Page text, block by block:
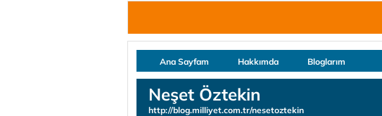
Ana Sayfam Hakkımda Bloglarım
Neşet Öztekin
http://blog.milliyet.com.tr/nesetoztekin